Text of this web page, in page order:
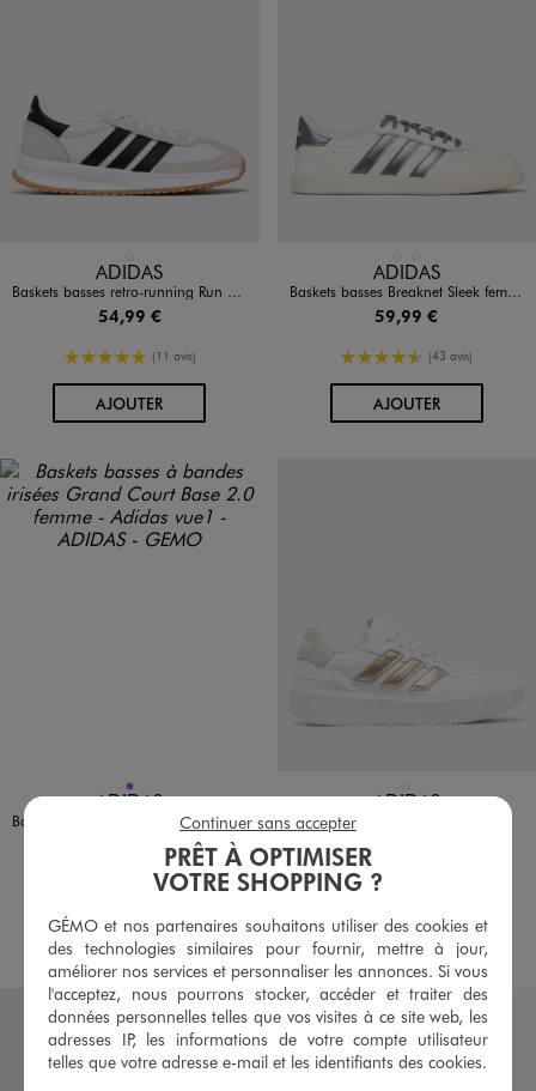
Disponible en 1 coloris
ADIDAS
Baskets basses retro-running Run 70s 2.0 femme - Adidas
54,99 €
5/5 de moyenne
(11 avis)
AJOUTERAU PANIER
Disponible en 2 coloris
ADIDAS
Baskets basses Breaknet Sleek femme - Adidas
59,99 €
4.5/5 de moyenne
(43 avis)
AJOUTERAU PANIER
Disponible en 1 coloris
VIOLET
ADIDAS
Baskets basses à bandes irisées Grand Court Base 2.0 femme - Adidas
5/5 de moyenne
(51 avis)
AJOUTERAU PANIER
Disponible en 1 coloris
ADIDAS
Baskets Court block bold avec semelle plateforme femme - Adidas
4.5/5 de moyenne
AJOUTERAU PANIER
PRÊT À OPTIMISER
VOTRE SHOPPING ?
GÉMO et nos partenaires souhaitons utiliser des cookies et
des technologies similaires pour fournir, mettre à jour,
améliorer nos services et personnaliser les annonces. Si vous
l'acceptez, nous pourrons stocker, accéder et traiter des
données personnelles telles que vos visites à ce site web, les
adresses IP, les informations de votre compte utilisateur
telles que votre adresse e-mail et les identifiants des cookies.
Continuer sans accepter